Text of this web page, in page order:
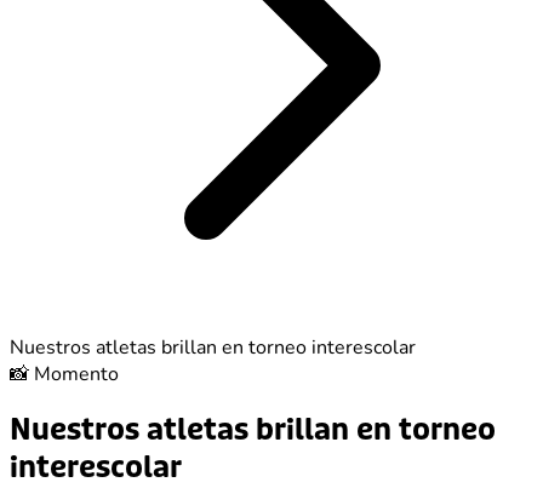
Nuestros atletas brillan en torneo interescolar
📸 Momento
Nuestros atletas brillan en torneo
interescolar